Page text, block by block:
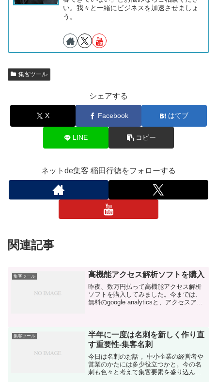
い。我々と一緒にビジネスを加速させましょ
う。
集客ツール
シェアする
X Facebook はてブ
LINE コピー
ネットde集客 稲田行徳をフォローする
関連記事
集客ツール 高機能アクセス解析ソフトを購入
昨夜、数万円払って高機能アクセス解析
ソフトを購入してみました。今までは、
無料のgoogle analyticsと、アクセスアナ
は手に入...
集客ツール
半年に一度は名刺を新しく作り直
す重要性-集客名刺
今日は名刺のお話 。中小企業の経営者や
営業のかたには多少役立つかと。今の名
刺も色々と考えて集客要素を盛り込んだ